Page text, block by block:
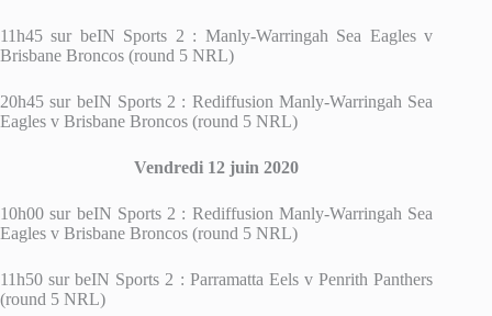
11h45 sur beIN Sports 2 : Manly-Warringah Sea Eagles v
Brisbane Broncos (round 5 NRL)
20h45 sur beIN Sports 2 : Rediffusion Manly-Warringah Sea
Eagles v Brisbane Broncos (round 5 NRL)
Vendredi 12 juin 2020
10h00 sur beIN Sports 2 : Rediffusion Manly-Warringah Sea
Eagles v Brisbane Broncos (round 5 NRL)
11h50 sur beIN Sports 2 : Parramatta Eels v Penrith Panthers
(round 5 NRL)